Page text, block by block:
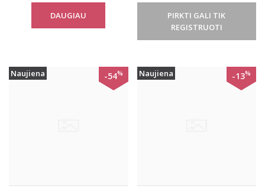
DAUGIAU
PIRKTI GALI TIK
REGISTRUOTI
Naujiena -54% Naujiena -13%